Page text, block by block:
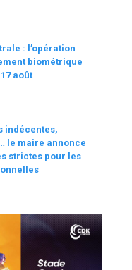
: l’opération
biométrique
août
indécentes,
le maire annonce
strictes pour les